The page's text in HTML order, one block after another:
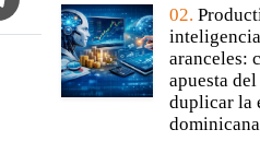
02.
aranceles:
apuesta
duplicar la
dominicana